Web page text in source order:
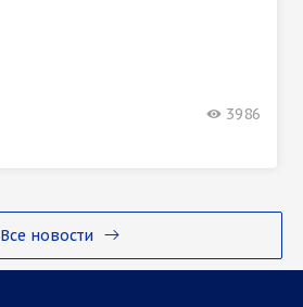
Все новости
3986